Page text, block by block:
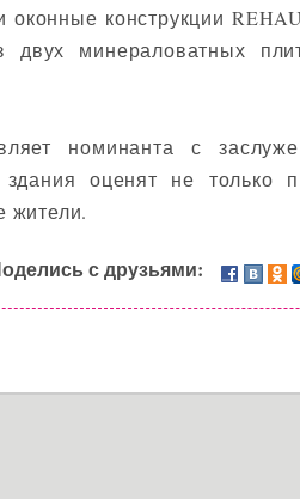
конструкции
минераловатных
номинанта с
оценят не только
жители.
с друзьями: